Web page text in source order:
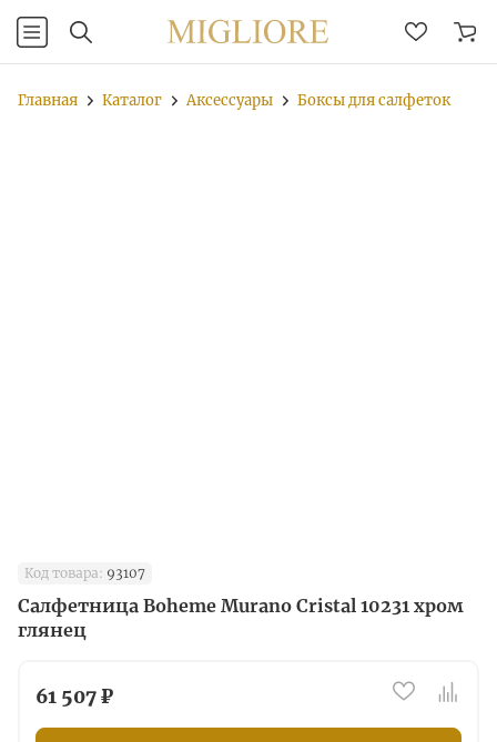
Главная Каталог Аксессуары Боксы для салфеток
Код товара: 93107
Салфетница Boheme Murano Cristal 10231 хром
глянец
61 507 ₽